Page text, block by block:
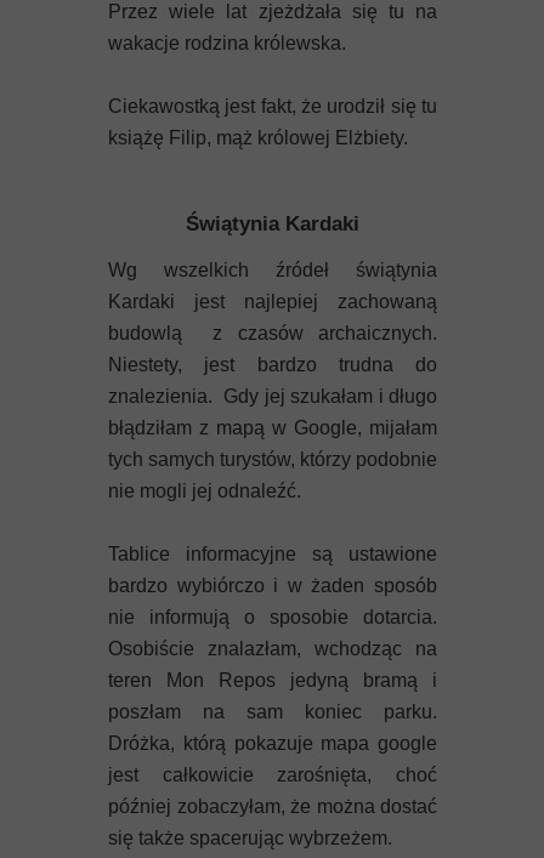
Przez wiele lat zjeżdżała się tu na
wakacje rodzina królewska.
Ciekawostką jest fakt, że urodził się tu
książę Filip, mąż królowej Elżbiety.
Świątynia Kardaki
Wg wszelkich źródeł świątynia
Kardaki jest najlepiej zachowaną
budowlą z czasów archaicznych.
Niestety, jest bardzo trudna do
znalezienia. Gdy jej szukałam i długo
błądziłam z mapą w Google, mijałam
tych samych turystów, którzy podobnie
nie mogli jej odnaleźć.
Tablice informacyjne są ustawione
bardzo wybiórczo i w żaden sposób
nie informują o sposobie dotarcia.
Osobiście znalazłam, wchodząc na
teren Mon Repos jedyną bramą i
poszłam na sam koniec parku.
Dróżka, którą pokazuje mapa google
jest całkowicie zarośnięta, choć
później zobaczyłam, że można dostać
się także spacerując wybrzeżem.